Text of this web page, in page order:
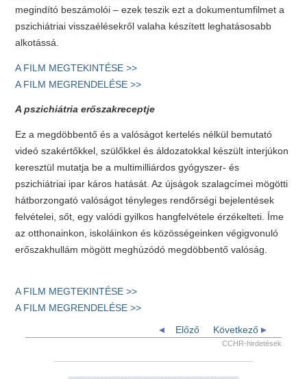
megindító beszámolói – ezek teszik ezt a dokumentumfilmet a
pszichiátriai visszaélésekről valaha készített leghatásosabb
alkotássá.
A FILM MEGTEKINTÉSE >>
A FILM MEGRENDELÉSE >>
A pszichiátria erőszakreceptje
Ez a megdöbbentő és a valóságot kertelés nélkül bemutató
videó szakértőkkel, szülőkkel és áldozatokkal készült interjúkon
keresztül mutatja be a multimilliárdos gyógyszer- és
pszichiátriai ipar káros hatását. Az újságok szalagcímei mögötti
hátborzongató valóságot tényleges rendőrségi bejelentések
felvételei, sőt, egy valódi gyilkos hangfelvétele érzékelteti. Íme
az otthonainkon, iskoláinkon és közösségeinken végigvonuló
erőszakhullám mögött meghúzódó megdöbbentő valóság.
A FILM MEGTEKINTÉSE >>
A FILM MEGRENDELÉSE >>
Következő
Előző
CCHR-hirdetések